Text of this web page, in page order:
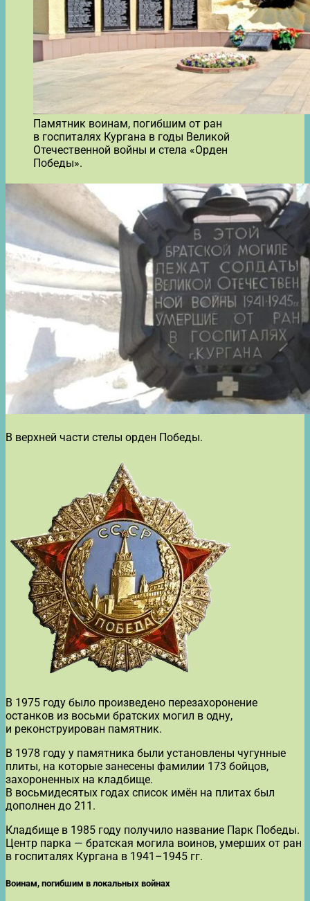
Памятник воинам, погибшим от ран
в госпиталях Кургана в годы Великой
Отечественной войны и стела «Орден
Победы».
В верхней части стелы орден Победы.
В 1975 году было произведено перезахоронение
останков из восьми братских могил в одну,
и реконструирован памятник.
В 1978 году у памятника были установлены чугунные
плиты, на которые занесены фамилии 173 бойцов,
захороненных на кладбище.
В восьмидесятых годах список имён на плитах был
дополнен до 211.
Кладбище в 1985 году получило название Парк Победы.
Центр парка — братская могила воинов, умерших от ран
в госпиталях Кургана в 1941–1945 гг.
Воинам, погибшим в локальных войнах